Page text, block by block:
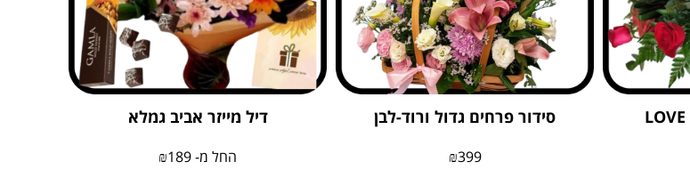
סידור פרחים גדול ורוד-לבן
₪399
דיל מייזר אביב גמלא
החל מ- ₪189